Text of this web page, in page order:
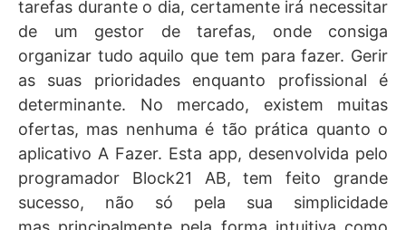
tarefas durante o dia, certamente irá necessitar
de um gestor de tarefas, onde consiga
organizar tudo aquilo que tem para fazer. Gerir
as suas prioridades enquanto profissional é
determinante. No mercado, existem muitas
ofertas, mas nenhuma é tão prática quanto o
aplicativo A Fazer. Esta app, desenvolvida pelo
programador Block21 AB, tem feito grande
sucesso, não só pela sua simplicidade